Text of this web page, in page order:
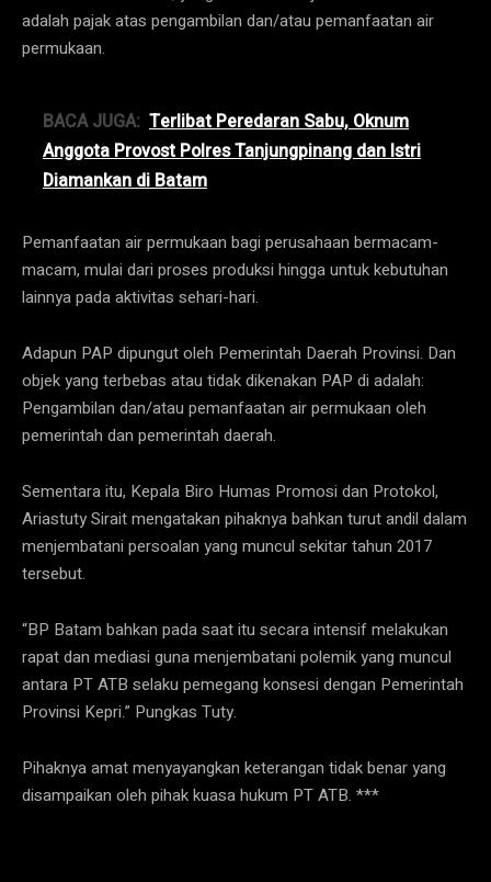
adalah pajak atas pengambilan dan/atau pemanfaatan air
permukaan.
BACA JUGA: Terlibat Peredaran Sabu, Oknum
Anggota Provost Polres Tanjungpinang dan Istri
Diamankan di Batam
Pemanfaatan air permukaan bagi perusahaan bermacam-
macam, mulai dari proses produksi hingga untuk kebutuhan
lainnya pada aktivitas sehari-hari.
Adapun PAP dipungut oleh Pemerintah Daerah Provinsi. Dan
objek yang terbebas atau tidak dikenakan PAP di adalah:
Pengambilan dan/atau pemanfaatan air permukaan oleh
pemerintah dan pemerintah daerah.
Sementara itu, Kepala Biro Humas Promosi dan Protokol,
Ariastuty Sirait mengatakan pihaknya bahkan turut andil dalam
menjembatani persoalan yang muncul sekitar tahun 2017
tersebut.
“BP Batam bahkan pada saat itu secara intensif melakukan
rapat dan mediasi guna menjembatani polemik yang muncul
antara PT ATB selaku pemegang konsesi dengan Pemerintah
Provinsi Kepri.” Pungkas Tuty.
Pihaknya amat menyayangkan keterangan tidak benar yang
disampaikan oleh pihak kuasa hukum PT ATB. ***